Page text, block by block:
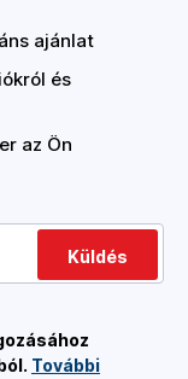
ajánlat
és
az Ön
Küldés
További